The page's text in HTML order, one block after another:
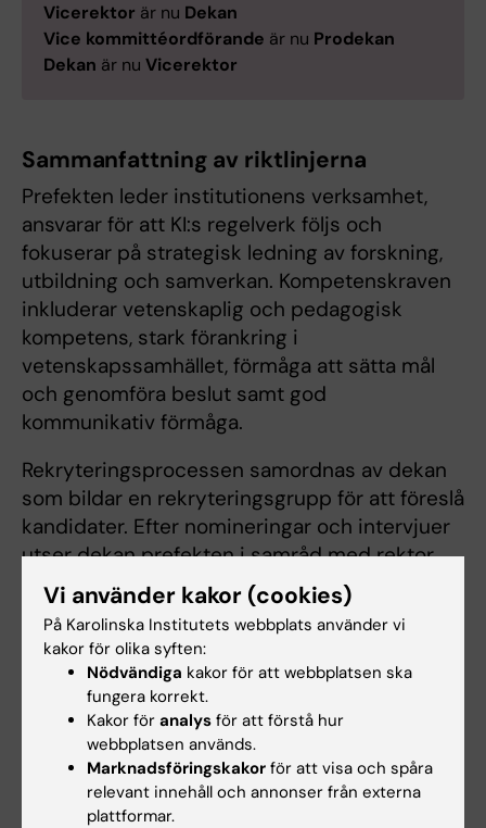
Vicerektor är nu Dekan
Vice kommittéordförande är nu Prodekan
Dekan är nu Vicerektor
Sammanfattning av riktlinjerna
Prefekten leder institutionens verksamhet,
ansvarar för att KI:s regelverk följs och
fokuserar på strategisk ledning av forskning,
utbildning och samverkan. Kompetenskraven
inkluderar vetenskaplig och pedagogisk
kompetens, stark förankring i
vetenskapssamhället, förmåga att sätta mål
och genomföra beslut samt god
kommunikativ förmåga.
Rekryteringsprocessen samordnas av dekan
som bildar en rekryteringsgrupp för att föreslå
kandidater. Efter nomineringar och intervjuer
utser dekan prefekten i samråd med rektor.
Förordnandetiden är fem år med möjlighet till
förlängning i treårsperioder.
HR-avdelningen ansvarar för prefektens
introduktion och utbildning inom relevanta
områden.
Riktlinjerna i sin helhet
Vi använder kakor (cookies)
På Karolinska Institutets webbplats använder vi
kakor för olika syften:
Nödvändiga kakor för att webbplatsen ska
fungera korrekt.
Kakor för analys för att förstå hur
webbplatsen används.
Marknadsföringskakor för att visa och spåra
relevant innehåll och annonser från externa
plattformar.